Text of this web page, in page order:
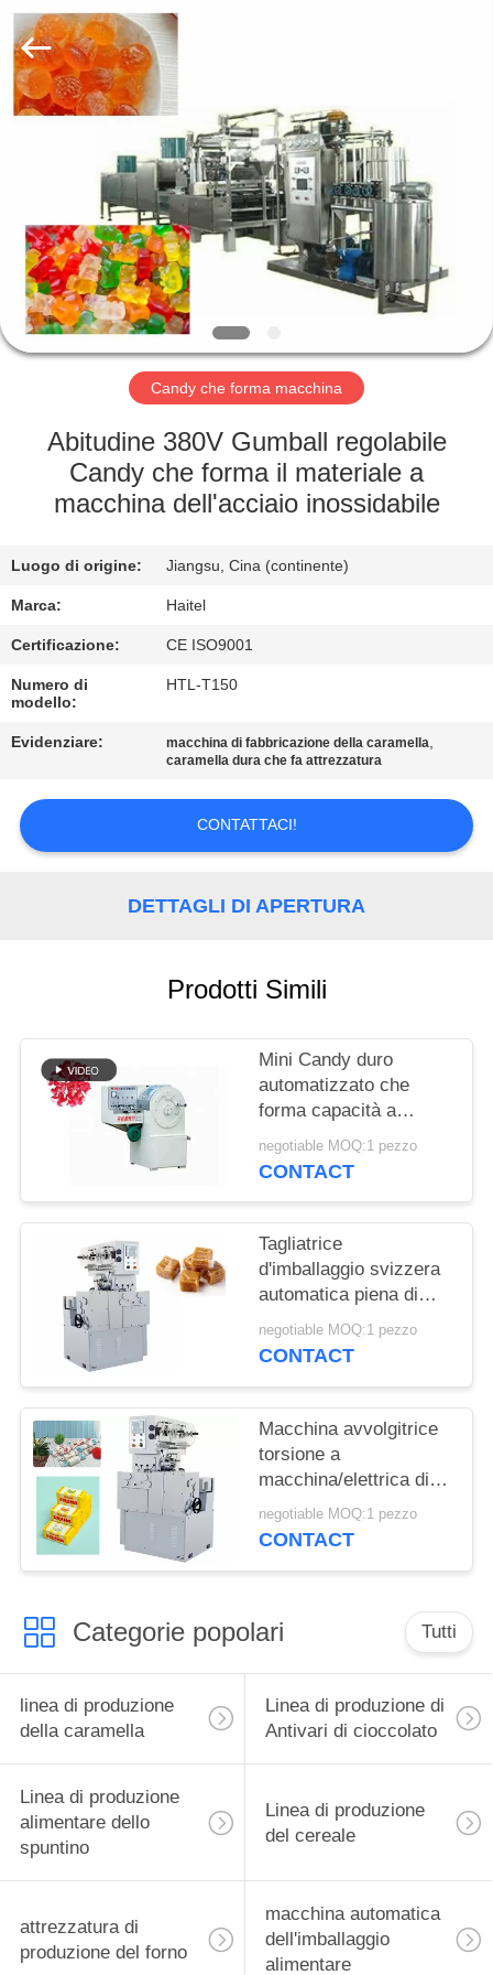
CASA
PRODOTTI
CIRCA
NOI
GIRO
FABBRICA
CONTROLLO
QUALITÀ
CONTATTICI
RICHIEDA
UNA
MAPPA
POLICY
Jiangsu
RichYin
Machinery
Co.,
Ltd.
Rights
Reserved.
Candy che forma macchina
Abitudine 380V Gumball regolabile
Candy che forma il materiale a
macchina dell'acciaio inossidabile
Luogo di origine: Jiangsu, Cina (continente)
Marca: Haitel
Certificazione: CE ISO9001
Numero di
modello:
HTL-T150
Evidenziare: macchina di fabbricazione della caramella,
caramella dura che fa attrezzatura
CONTATTACI!
DETTAGLI DI APERTURA
Prodotti Simili
Mini Candy duro
automatizzato che
forma capacità a
macchina 400-600 kg/h
negotiable MOQ:1 pezzo
CONTACT
Tagliatrice
d'imballaggio svizzera
automatica piena di
Sugus Candy con la
temperatura Constant
negotiable MOQ:1 pezzo
CONTACT
Macchina avvolgitrice
torsione a
macchina/elettrica di
formazione di Candy
della gomma da
negotiable MOQ:1 pezzo
CONTACT
Categorie popolari Tutti
linea di produzione
della caramella
Linea di produzione di
Antivari di cioccolato
Linea di produzione
alimentare dello
spuntino
Linea di produzione
del cereale
attrezzatura di
produzione del forno
macchina automatica
dell'imballaggio
alimentare